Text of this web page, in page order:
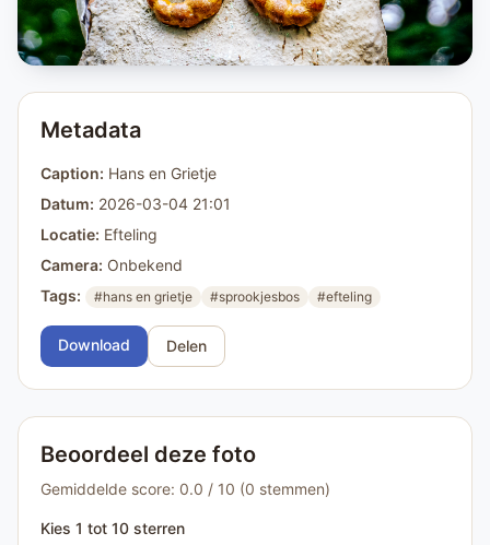
Metadata
Caption: Hans en Grietje
Datum: 2026-03-04 21:01
Locatie: Efteling
Camera: Onbekend
Tags:
#hans en grietje #sprookjesbos #efteling
Download Delen
Beoordeel deze foto
Gemiddelde score: 0.0 / 10 (0 stemmen)
Kies 1 tot 10 sterren